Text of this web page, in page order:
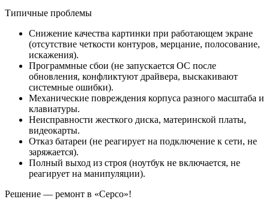
Типичные проблемы
Снижение качества картинки при работающем экране
(отсутствие четкости контуров, мерцание, полосование,
искажения).
Программные сбои (не запускается ОС после
обновления, конфликтуют драйвера, выскакивают
системные ошибки).
Механические повреждения корпуса разного масштаба и
клавиатуры.
Неисправности жесткого диска, материнской платы,
видеокарты.
Отказ батареи (не реагирует на подключение к сети, не
заряжается).
Полный выход из строя (ноутбук не включается, не
реагирует на манипуляции).
Решение — ремонт в «Серсо»!